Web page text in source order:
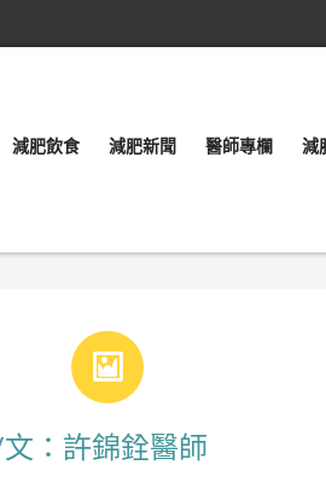
減肥飲食 減肥新聞 醫師專欄 減
：許錦銓醫師